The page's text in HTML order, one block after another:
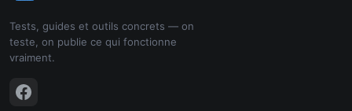
Tests, guides et outils concrets — on
teste, on publie ce qui fonctionne
vraiment.